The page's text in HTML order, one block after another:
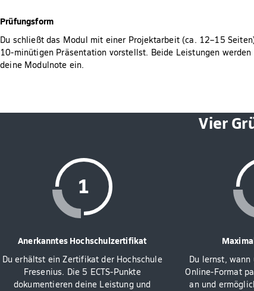
Prüfungsform
Du schließt das Modul mit einer Projektarbeit (ca. 12–15
10-minütigen Präsentation vorstellst. Beide Leistungen
deine Modulnote ein.
Vier
Anerkanntes Hochschulzertifikat
Du erhältst ein Zertifikat der Hochschule
Fresenius. Die 5 ECTS-Punkte
dokumentieren deine Leistung und
Du lernst,
Online-Format
an und